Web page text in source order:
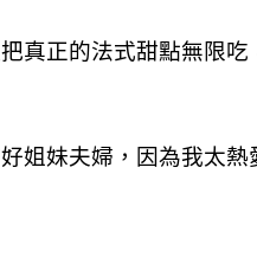
真正的法式甜點無限
姐妹夫婦，因為我太